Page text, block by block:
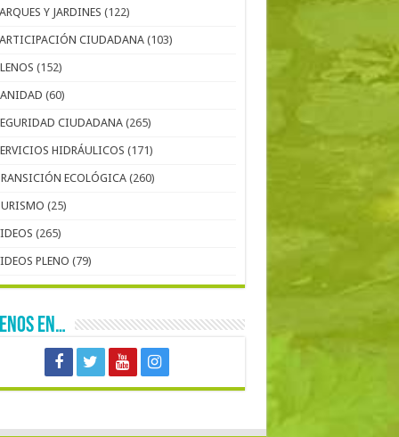
Y JARDINES (122)
CIUDADANA (103)
(152)
(60)
CIUDADANA (265)
HIDRÁULICOS (171)
ECOLÓGICA (260)
(25)
(265)
PLENO (79)
EN…